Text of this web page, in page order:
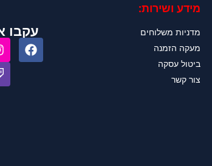
מידע ושירות:
מדניות משלוחים
מעקה הזמנה
ביטול עסקה
צור קשר
עקבו